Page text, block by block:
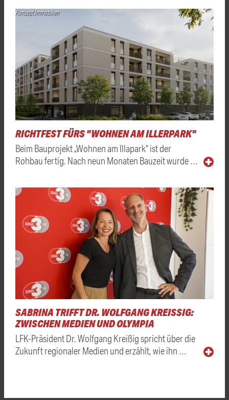
Konzept Immobilien
RICHTFEST FÜRS "WOHNEN AM ILLERPARK"
Beim Bauprojekt „Wohnen am Illapark“ ist der
Rohbau fertig. Nach neun Monaten Bauzeit wurde …
SABRINA TRIFFT DR. WOLFGANG KREISSIG: Z
WISCHEN MEDIEN UND OLYMPIA
LFK-Präsident Dr. Wolfgang Kreißig spricht über die
Zukunft regionaler Medien und erzählt, wie ihn …